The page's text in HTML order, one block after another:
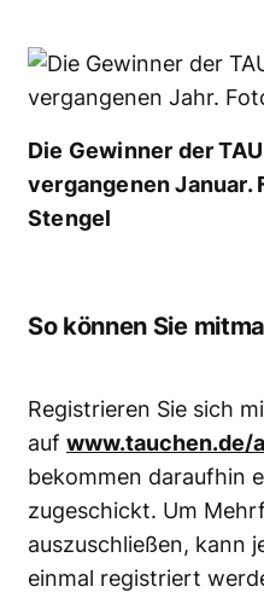
Die Gewinner der
vergangenen Januar.
Stengel
So können Sie
Registrieren Sie sich
auf www.tauchen.de/
bekommen daraufhin
zugeschickt. Um
auszuschließen, kann
einmal registriert